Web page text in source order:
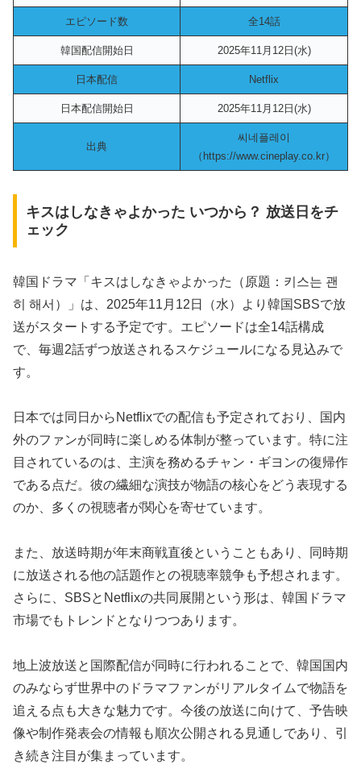
エピソード数 全14話
韓国配信開始日 2025年11月12日(水)
日本配信 Netflix
日本配信開始日 2025年11月12日(水)
出典
씨네플레이
（https://www.cineplay.co.kr）
キスはしなきゃよかった いつから？ 放送日をチ
ェック
韓国ドラマ「キスはしなきゃよかった（原題：키스는 괜
히 해서）」は、2025年11月12日（水）より韓国SBSで放
送がスタートする予定です。エピソードは全14話構成
で、毎週2話ずつ放送されるスケジュールになる見込みで
す。
日本では同日からNetflixでの配信も予定されており、国内
外のファンが同時に楽しめる体制が整っています。特に注
目されているのは、主演を務めるチャン・ギヨンの復帰作
である点だ。彼の繊細な演技が物語の核心をどう表現する
のか、多くの視聴者が関心を寄せています。
また、放送時期が年末商戦直後ということもあり、同時期
に放送される他の話題作との視聴率競争も予想されます。
さらに、SBSとNetflixの共同展開という形は、韓国ドラマ
市場でもトレンドとなりつつあります。
地上波放送と国際配信が同時に行われることで、韓国国内
のみならず世界中のドラマファンがリアルタイムで物語を
追える点も大きな魅力です。今後の放送に向けて、予告映
像や制作発表会の情報も順次公開される見通しであり、引
き続き注目が集まっています。